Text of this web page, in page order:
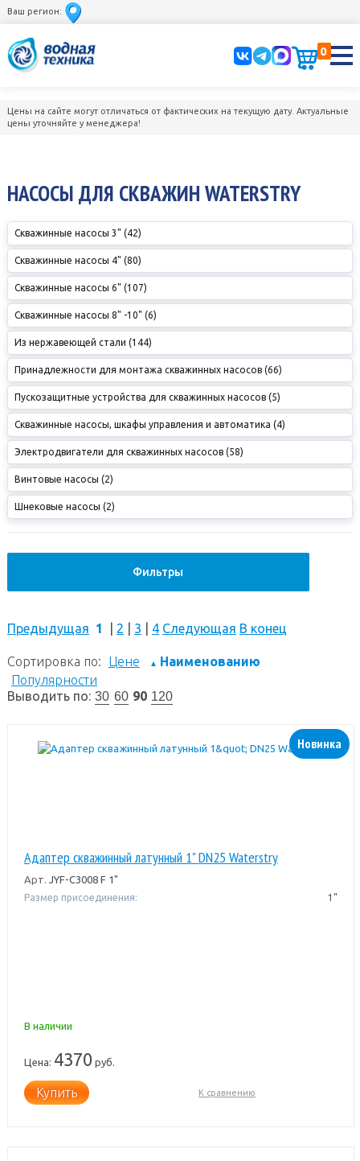
Ваш регион:
0
Цены на сайте могут отличаться от фактических на текущую дату. Актуальные
цены уточняйте у менеджера!
НАСОСЫ ДЛЯ СКВАЖИН WATERSTRY
Скважинные насосы 3" (42)
Скважинные насосы 4" (80)
Скважинные насосы 6" (107)
Скважинные насосы 8" -10" (6)
Из нержавеющей стали (144)
Принадлежности для монтажа скважинных насосов (66)
Пускозащитные устройства для скважинных насосов (5)
Скважинные насосы, шкафы управления и автоматика (4)
Электродвигатели для скважинных насосов (58)
Винтовые насосы (2)
Шнековые насосы (2)
Фильтры
Предыдущая 1 2 3 4 Следующая В конец
Сортировка по: Цене ▲ Наименованию
Популярности
Выводить по: 30 60 90 120
Новинка
Адаптер скважинный латунный 1" DN25 Waterstry
Арт. JYF-C3008 F 1"
Размер присоединения: 1"
В наличии
Цена: 4370 руб.
Купить К сравнению